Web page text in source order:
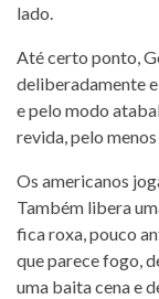
lado.
Até certo ponto,
deliberadamente
e pelo modo
revida, pelo
Os americanos
Também libera
fica roxa, pouco
que parece fogo,
uma baita cena e